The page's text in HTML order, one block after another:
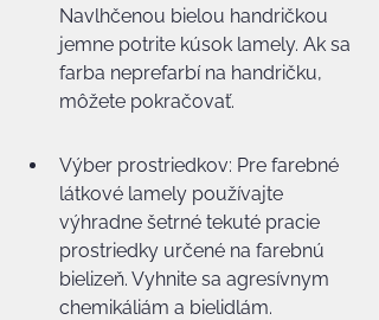
Navlhčenou bielou handričkou
jemne potrite kúsok lamely. Ak sa
farba neprefarbí na handričku,
môžete pokračovať.
Výber prostriedkov: Pre farebné
látkové lamely používajte
výhradne šetrné tekuté pracie
prostriedky určené na farebnú
bielizeň. Vyhnite sa agresívnym
chemikáliám a bielidlám.